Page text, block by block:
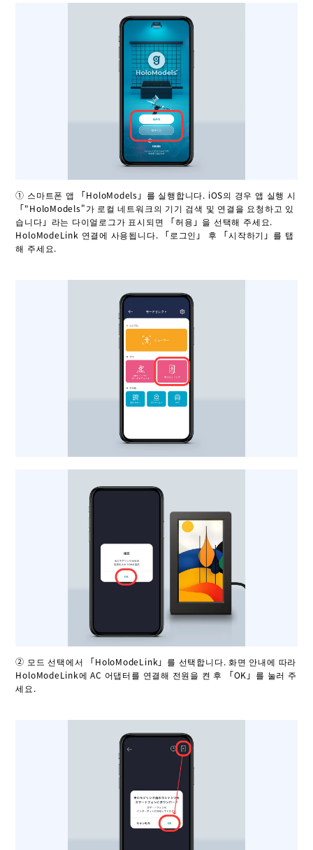
① 스마트폰 앱 「HoloModels」를 실행합니다. iOS의 경우 앱 실행 시
「"HoloModels"가 로컬 네트워크의 기기 검색 및 연결을 요청하고 있
습니다」라는 다이얼로그가 표시되면 「허용」을 선택해 주세요.
HoloModeLink 연결에 사용됩니다. 「로그인」 후 「시작하기」를 탭
해 주세요.
② 모드 선택에서 「HoloModeLink」를 선택합니다. 화면 안내에 따라
HoloModeLink에 AC 어댑터를 연결해 전원을 켠 후 「OK」를 눌러 주
세요.